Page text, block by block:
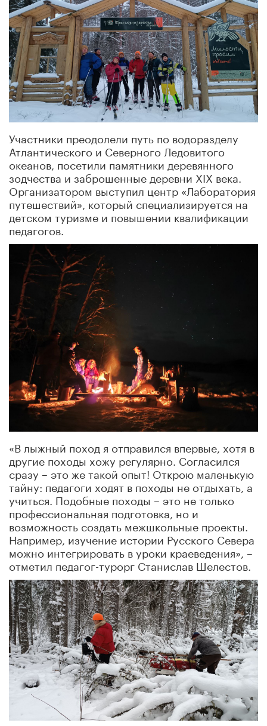
Участники преодолели путь по водоразделу
Атлантического и Северного Ледовитого
океанов, посетили памятники деревянного
зодчества и заброшенные деревни XIX века.
Организатором выступил центр «Лаборатория
путешествий», который специализируется на
детском туризме и повышении квалификации
педагогов.
«В лыжный поход я отправился впервые, хотя в
другие походы хожу регулярно. Согласился
сразу – это же такой опыт! Открою маленькую
тайну: педагоги ходят в походы не отдыхать, а
учиться. Подобные походы – это не только
профессиональная подготовка, но и
возможность создать межшкольные проекты.
Например, изучение истории Русского Севера
можно интегрировать в уроки краеведения», –
отметил педагог-турорг Станислав Шелестов.